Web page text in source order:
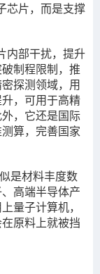
芯片，而是支撑
内部干扰，提升
制程限制，推
探测领域，用
，可用于高精
，它还是国际
算，完善国家
是材料丰度数
高端半导体产
量子计算机，
原料上就被挡